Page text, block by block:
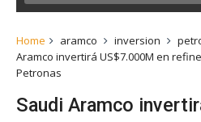
Home aramco inversion
Aramco invertirá US$7.000M en
Petronas
Saudi Aramco